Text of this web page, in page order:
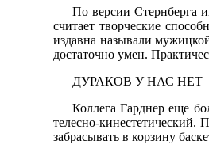
По версии Стернберга
считает творческие
издавна называли
достаточно умен.
ДУРАКОВ У НАС НЕТ
Коллега Гарднер еще
телесно-кинестетический.
забрасывать в корзину